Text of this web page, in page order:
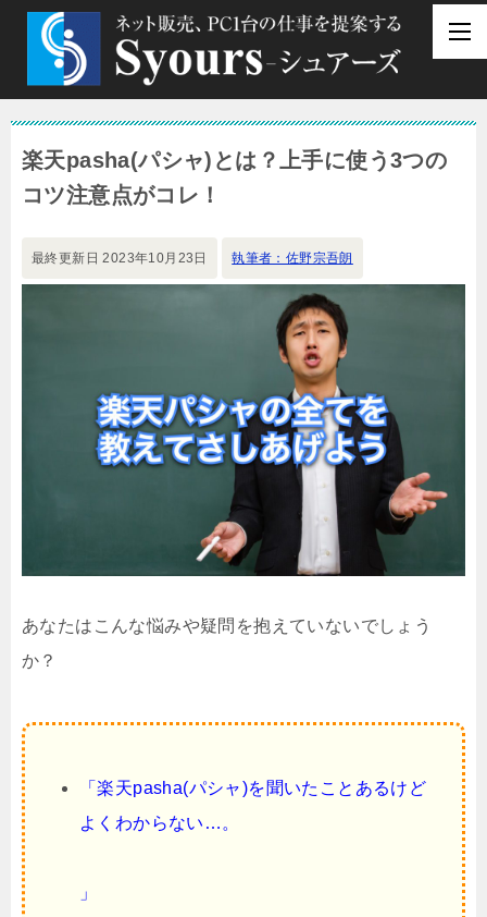
楽天pasha(パシャ)とは？上手に使う3つの
コツ注意点がコレ！
最終更新日2023年10月23日 執筆者：佐野宗吾朗
あなたはこんな悩みや疑問を抱えていないでしょう
か？
「楽天pasha(パシャ)を聞いたことあるけど
よくわからない…。
」